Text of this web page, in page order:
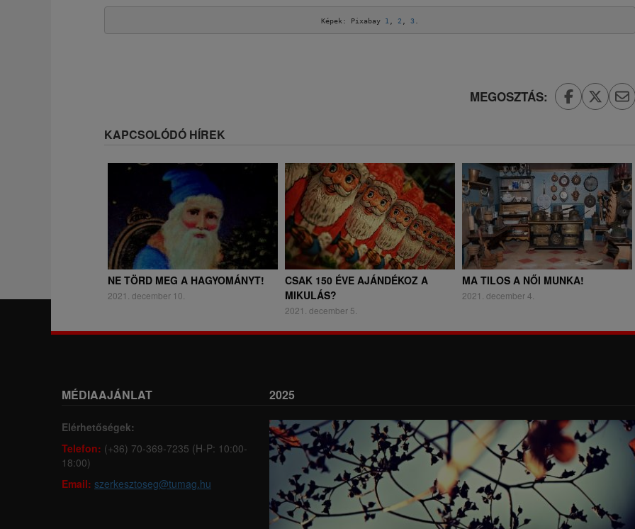
Képek: Pixabay 1 2 3
MEGOSZTÁS:
KAPCSOLÓDÓ HÍREK
NE TÖRD MEG A HAGYOMÁNYT!
2021. december 10.
CSAK 150 ÉVE AJÁNDÉKOZ A
MIKULÁS?
2021. december 5.
MA TILOS A NŐI MUNKA!
2021. december 4.
MÉDIAAJÁNLAT
Elérhetőségek:
Telefon: (+36) 70-369-7235 (H-P: 10:00-
18:00)
Email: szerkesztoseg@tumag.hu
2025